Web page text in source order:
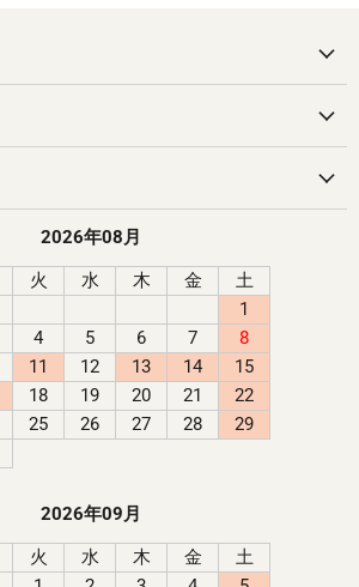
2026年08月
火 水 木 金
土
1
4 5 6 7
8
11 12 13 14
15
18 19 20 21
22
25 26 27 28
29
2026年09月
火 水 木 金
土